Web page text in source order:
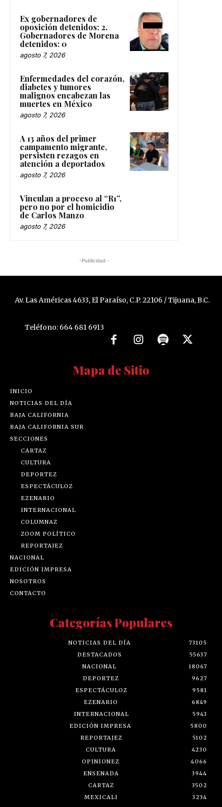
Ex gobernadores de
oposición detenidos: 2.
Gobernadores de Morena
detenidos: 0
agosto 7, 2026
Enfermedades del corazón,
diabetes y tumores
malignos encabezan las
muertes en México
agosto 7, 2026
A 13 años del primer
campamento migrante,
persisten rezagos en
atención a deportados
agosto 7, 2026
Vinculan a proceso al “R1”,
pero no por el homicidio
de Carlos Manzo
agosto 7, 2026
-Publicidad -
Av. Las Américas 4633, El Paraíso, C.P. 22106 / Tijuana, B.C.
Teléfono: 664 681 6913
Mapa de Sitio
INICIO
NOTICIAS DEL DÍA
BAJA CALIFORNIA
BAJA CALIFORNIA SUR
SECCIONES
CARTAZ
CULTURA
DEPORTEZ
ESPECTÁCULOZ
EZENARIO
INTERNACIONAL
COLUMNAZ
ZOOM POLÍTICO
REPORTAJEZ
NACIONAL
EDICIÓN IMPRESA
NOSOTROS
CONTACTO
Categorías Populares
NOTICIAS DEL DÍA
73105
DESTACADOS
55637
NACIONAL
18067
DEPORTEZ
9627
ESPECTÁCULOZ
9581
EZENARIO
6849
INTERNACIONAL
5943
EDICIÓN IMPRESA
5800
REPORTAJEZ
5102
CULTURA
4230
OPINIONEZ
4066
ENSENADA
3944
CARTAZ
3502
MEXICALI
3234